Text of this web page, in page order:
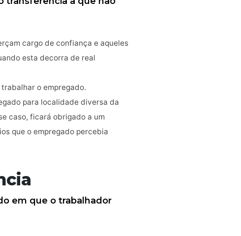
cargo de confiança e aqueles
esta decorra de real
o empregado.
para localidade diversa da
caso, ficará obrigado a um
que o empregado percebia
em que o trabalhador